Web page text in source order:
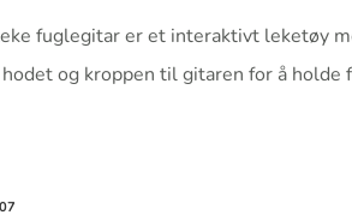
fuglegitar er et interaktivt leketøy
og kroppen til gitaren for å holde